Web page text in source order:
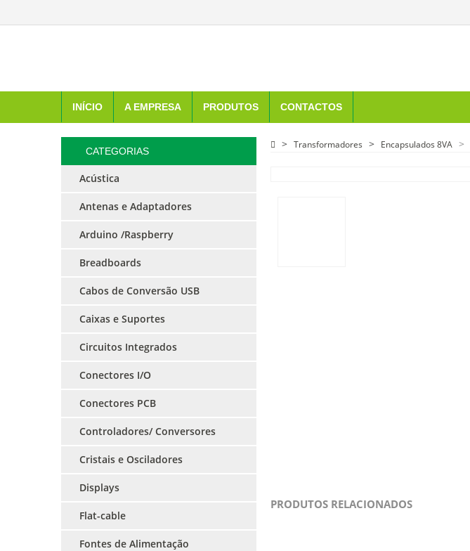
INÍCIO A EMPRESA PRODUTOS CONTACTOS
CATEGORIAS
Acústica
Antenas e Adaptadores
Arduino /Raspberry
Breadboards
Cabos de Conversão USB
Caixas e Suportes
Circuitos Integrados
Conectores I/O
Conectores PCB
Controladores/ Conversores
Cristais e Osciladores
Displays
Flat-cable
Fontes de Alimentação
Transformadores Encapsulados 8VA
PRODUTOS RELACIONADOS